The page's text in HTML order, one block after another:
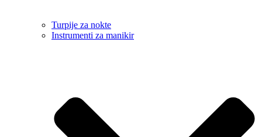
Turpije za nokte
Instrumenti za manikir